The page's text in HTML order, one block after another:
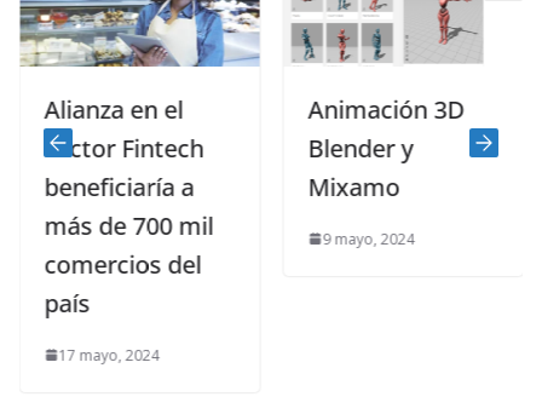
Alianza en el
sector Fintech
beneficiaría a
más de 700 mil
comercios del
país
17 mayo, 2024
Animación 3D
Blender y
Mixamo
9 mayo, 2024